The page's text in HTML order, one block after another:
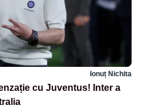
Ionuț Nichita
cu Juventus! Inter a